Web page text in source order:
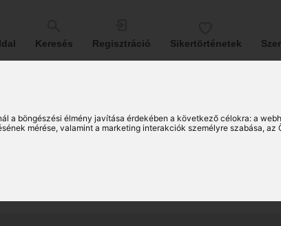
a böngészési élmény javítása érdekében a következő célokra:a
mérése, valamint a marketing interakciók személyre szabása,az
Keresés Regisztráció Sikertörténetek
(27)
társkereső férfi